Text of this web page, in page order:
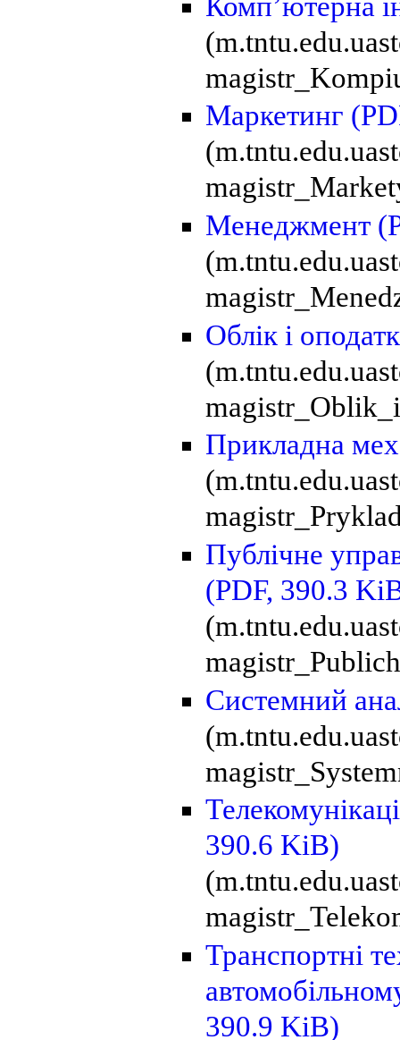
Маркетинг
Менеджмент
Облік і
Прикладна
Публічне
(PDF, 390.3
Системний
390.6 KiB)
Транспортні
390.9 KiB)